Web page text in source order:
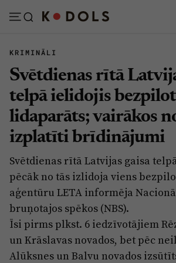
Abonēt
Ziņas
Politika
Pašvaldības
Izglītība
Veselība
Ģimene
Vide
Viedokļi
Dzīve
Sarunas
KRIMINĀLI
Svētdienas rītā
telpā ielidojis
lidaparāts; vairākos
izplatīti brīdinājumi
Svētdienas rītā Latvijas gaisa
pēcāk no tās izlidoja viens
aģentūru LETA informēja
bruņotajos spēkos (NBS).
Īsi pirms plkst. 6 iedzīvotājiem
un Krāslavas novados, bet pēc
Alūksnes un Balvu novados